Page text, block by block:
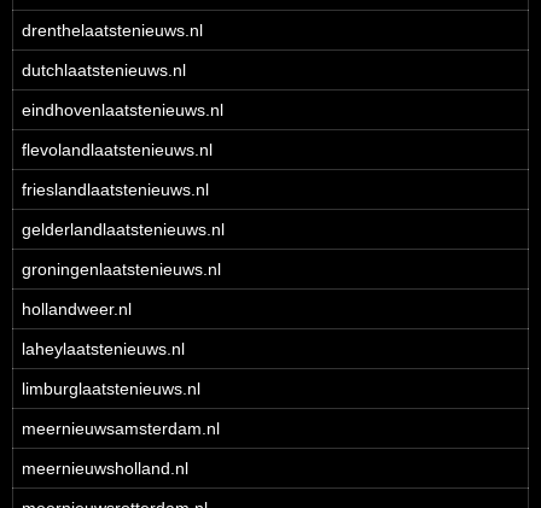
drenthelaatstenieuws.nl
dutchlaatstenieuws.nl
eindhovenlaatstenieuws.nl
flevolandlaatstenieuws.nl
frieslandlaatstenieuws.nl
gelderlandlaatstenieuws.nl
groningenlaatstenieuws.nl
hollandweer.nl
laheylaatstenieuws.nl
limburglaatstenieuws.nl
meernieuwsamsterdam.nl
meernieuwsholland.nl